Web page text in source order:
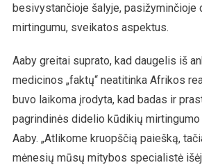
besivystančioje šalyje, pasižyminčioje
mirtingumu, sveikatos aspektus.
Aaby greitai suprato, kad daugelis iš
medicinos „faktų“ neatitinka Afrikos
buvo laikoma įrodyta, kad badas ir
pagrindinės didelio kūdikių
Aaby. „Atlikome kruopščią paiešką,
mėnesių mūsų mitybos specialistė